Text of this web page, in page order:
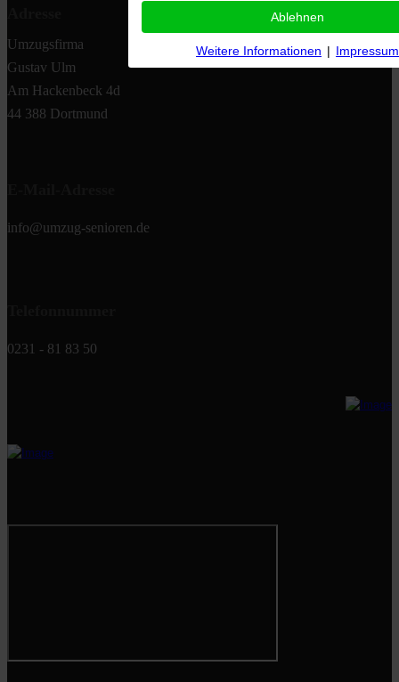
Umzugsfirma
Gustav Ulm
Am Hackenbeck 4d
44 388 Dortmund
info@umzug-senioren.de
0231 - 81 83 50
Ablehnen
Weitere Informationen | Impressum